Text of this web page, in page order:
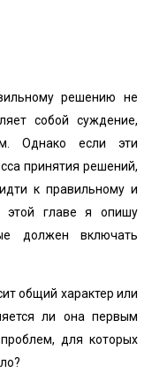
решению не
собой суждение,
Однако если эти
принятия решений,
к правильному и
этой главе я опишу
должен включать
общий характер или
ли она первым
для которых